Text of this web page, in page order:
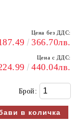
Цена без ДДС:
366.70лв.
Цена с ДДС:
440.04лв.
Брой: